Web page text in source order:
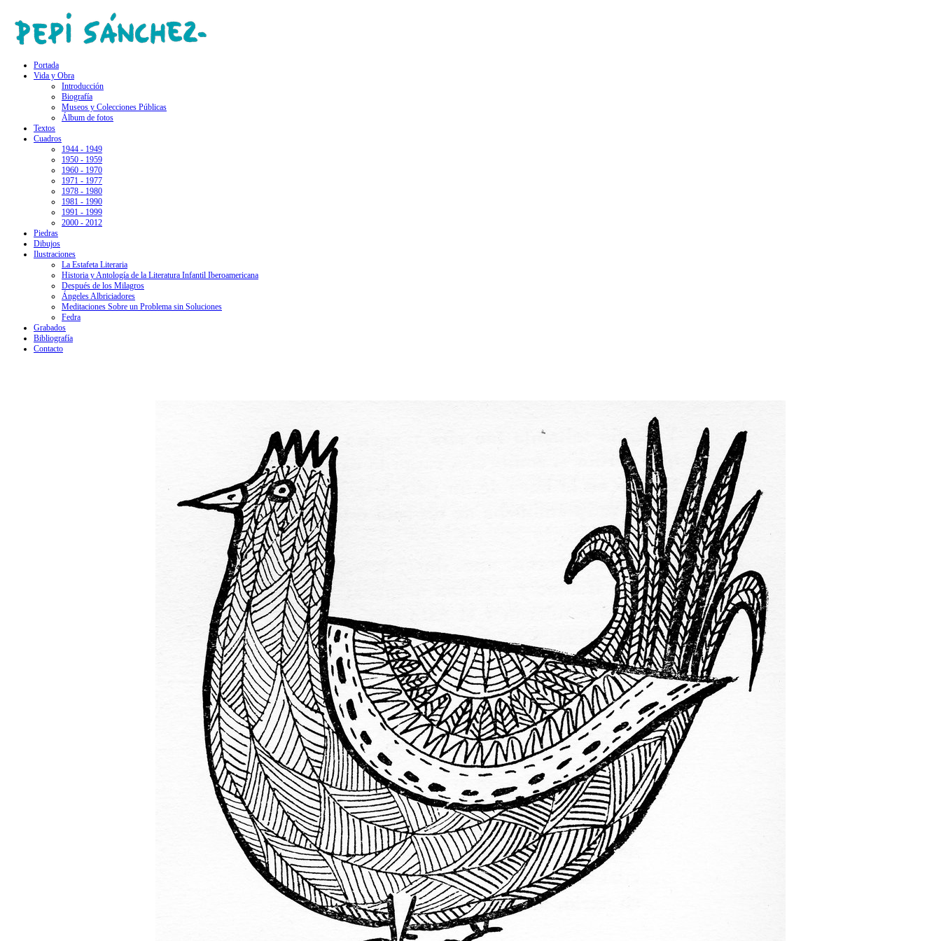
Portada
Vida y Obra
Introducción
Biografía
Museos y Colecciones Públicas
Álbum de fotos
Textos
Cuadros
1944 - 1949
1950 - 1959
1960 - 1970
1971 - 1977
1978 - 1980
1981 - 1990
1991 - 1999
2000 - 2012
Piedras
Dibujos
Ilustraciones
La Estafeta Literaria
Historia y Antología de la Literatura Infantil Iberoamericana
Después de los Milagros
Ángeles Albriciadores
Meditaciones Sobre un Problema sin Soluciones
Fedra
Grabados
Bibliografía
Contacto